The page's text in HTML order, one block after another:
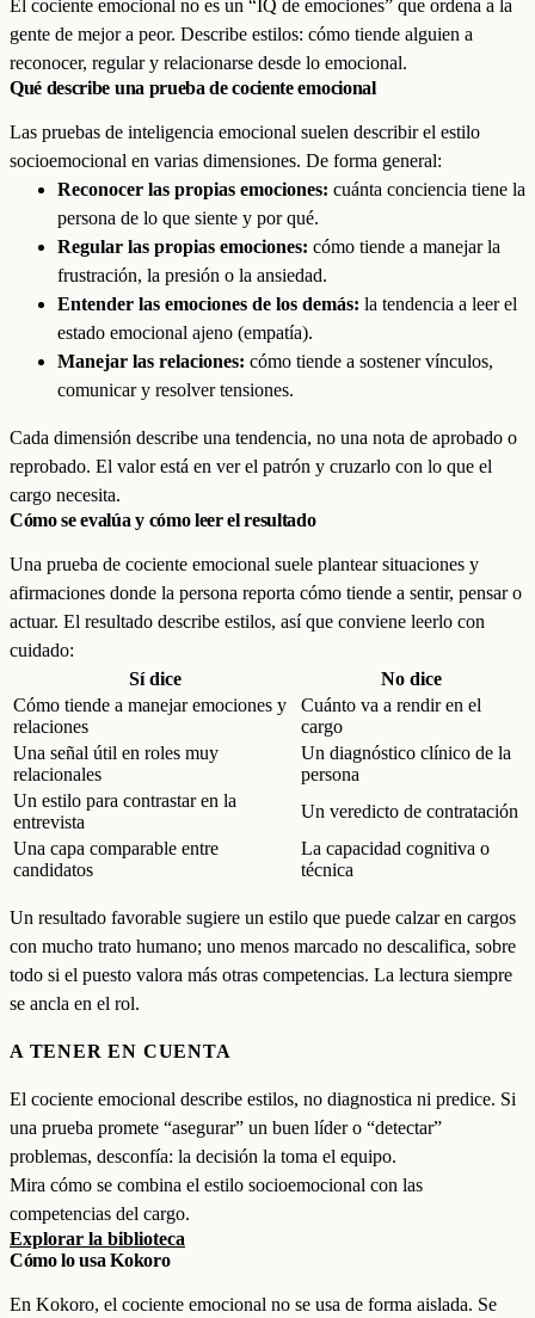
El cociente emocional no es un “IQ de emociones” que ordena a la
gente de mejor a peor. Describe estilos: cómo tiende alguien a
reconocer, regular y relacionarse desde lo emocional.
Qué describe una prueba de cociente emocional
Las pruebas de inteligencia emocional suelen describir el estilo
socioemocional en varias dimensiones. De forma general:
Reconocer las propias emociones: cuánta conciencia tiene la
persona de lo que siente y por qué.
Regular las propias emociones: cómo tiende a manejar la
frustración, la presión o la ansiedad.
Entender las emociones de los demás: la tendencia a leer el
estado emocional ajeno (empatía).
Manejar las relaciones: cómo tiende a sostener vínculos,
comunicar y resolver tensiones.
Cada dimensión describe una tendencia, no una nota de aprobado o
reprobado. El valor está en ver el patrón y cruzarlo con lo que el
cargo necesita.
Cómo se evalúa y cómo leer el resultado
Una prueba de cociente emocional suele plantear situaciones y
afirmaciones donde la persona reporta cómo tiende a sentir, pensar o
actuar. El resultado describe estilos, así que conviene leerlo con
cuidado:
Sí dice
No dice
Cómo tiende a manejar emociones y
relaciones
Cuánto va a rendir en el
cargo
Una señal útil en roles muy
relacionales
Un diagnóstico clínico de la
persona
Un estilo para contrastar en la
entrevista
Un veredicto de contratación
Una capa comparable entre
candidatos
La capacidad cognitiva o
técnica
Un resultado favorable sugiere un estilo que puede calzar en cargos
con mucho trato humano; uno menos marcado no descalifica, sobre
todo si el puesto valora más otras competencias. La lectura siempre
se ancla en el rol.
A TENER EN CUENTA
El cociente emocional describe estilos, no diagnostica ni predice. Si
una prueba promete “asegurar” un buen líder o “detectar”
problemas, desconfía: la decisión la toma el equipo.
Mira cómo se combina el estilo socioemocional con las
competencias del cargo.
Explorar la biblioteca
Cómo lo usa Kokoro
En Kokoro, el cociente emocional no se usa de forma aislada. Se